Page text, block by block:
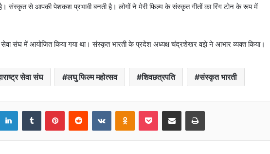
है। संस्कृत से आपकी पेशकश प्रभावी बनती है। लोगों ने मेरी फिल्म के संस्कृत गीतों का रिंग टोन के रूप में
सेवा संघ में आयोजित किया गया था। संस्कृत भारती के प्रदेश अध्यक्ष चंद्रशेखर वझे ने आभार व्यक्त किया।
सेवा संघ लघु फिल्म महोत्सव शिवछत्रपति संस्कृत भारती
LinkedInTumblr PinterestReddit VKontakteOdnoklassniki
Pocket Share via Email Print